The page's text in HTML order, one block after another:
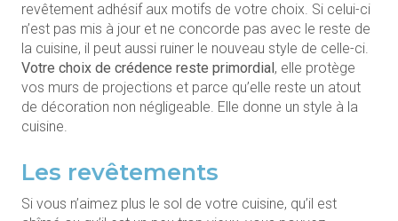
revêtement adhésif aux motifs de votre choix. Si celui-ci
n’est pas mis à jour et ne concorde pas avec le reste de
la cuisine, il peut aussi ruiner le nouveau style de celle-ci.
Votre choix de crédence reste primordial , elle protège
vos murs de projections et parce qu’elle reste un atout
de décoration non négligeable. Elle donne un style à la
cuisine.
Les revêtements
Si vous n’aimez plus le sol de votre cuisine, qu’il est